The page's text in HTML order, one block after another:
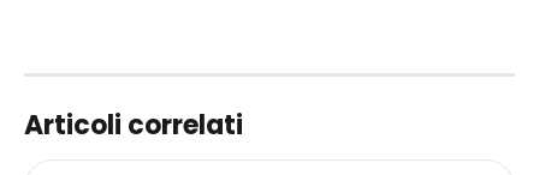
Articoli correlati